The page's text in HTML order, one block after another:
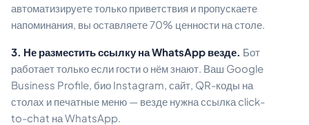
автоматизируете только приветствия и пропускаете
напоминания, вы оставляете 70% ценности на столе.
3. Не разместить ссылку на WhatsApp везде. Бот
работает только если гости о нём знают. Ваш Google
Business Profile, био Instagram, сайт, QR-коды на
столах и печатные меню — везде нужна ссылка click-
to-chat на WhatsApp.